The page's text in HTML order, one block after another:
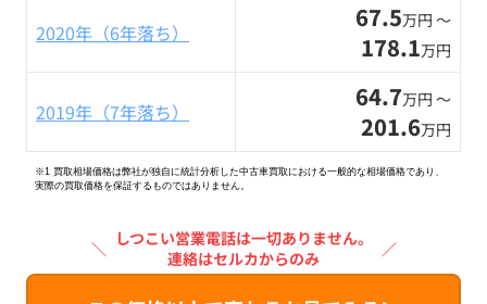
2020年（6年落ち） 67.5万円 〜
178.1万円
2019年（7年落ち） 64.7万円 〜
201.6万円
※1 買取相場価格は弊社が独自に統計分析した中古車買取における一般的な相場価格であり、
実際の買取価格を保証するものではありません。
＼ しつこい営業電話は一切ありません。
連絡はセルカからのみ
／